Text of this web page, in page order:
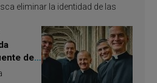
eliminar la identidad de las
de